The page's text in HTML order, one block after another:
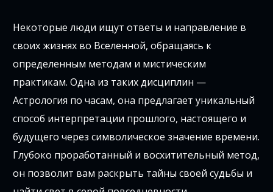
Некоторые люди ищут ответы и направление в
своих жизнях во Вселенной, обращаясь к
определенным методам и мистическим
практикам. Одна из таких дисциплин —
Астрология по часам, она предлагает уникальный
способ интерпретации прошлого, настоящего и
будущего через символическое значение времени.
Глубоко проработанный и восхитительный метод,
он позволит вам раскрыть тайны своей судьбы и